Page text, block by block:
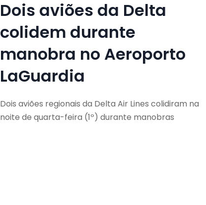
Dois aviões da Delta
colidem durante
manobra no Aeroporto
LaGuardia
Dois aviões regionais da Delta Air Lines colidiram na
noite de quarta-feira (1º) durante manobras